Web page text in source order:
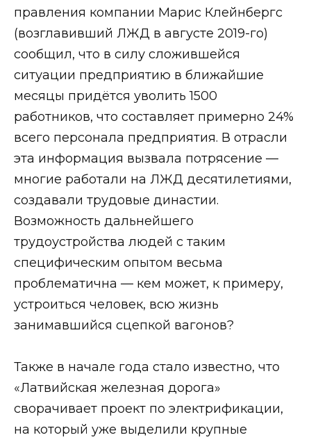
правления компании Марис Клейнбергс
(возглавивший ЛЖД в августе 2019-го)
сообщил, что в силу сложившейся
ситуации предприятию в ближайшие
месяцы придётся уволить 1500
работников, что составляет примерно 24%
всего персонала предприятия. В отрасли
эта информация вызвала потрясение —
многие работали на ЛЖД десятилетиями,
создавали трудовые династии.
Возможность дальнейшего
трудоустройства людей с таким
специфическим опытом весьма
проблематична — кем может, к примеру,
устроиться человек, всю жизнь
занимавшийся сцепкой вагонов?
Также в начале года стало известно, что
«Латвийская железная дорога»
сворачивает проект по электрификации,
на который уже выделили крупные